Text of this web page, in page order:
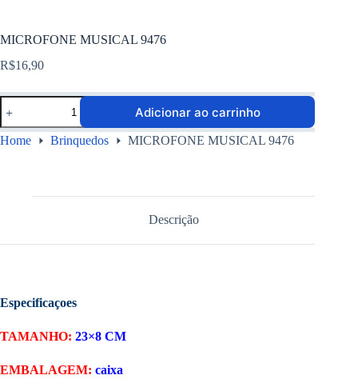
MICROFONE MUSICAL 9476
R$16,90
Adicionar ao carrinho
Home Brinquedos MICROFONE MUSICAL 9476
Descrição
Especificaçoes
TAMANHO: 23×8 CM
EMBALAGEM: caixa